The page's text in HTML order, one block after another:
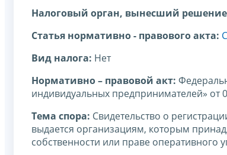
Налоговый орган, вынесший
Статья нормативно - правового акта:
Вид налога: Нет
Нормативно – правовой акт:
индивидуальных предпринимателей» от
Тема спора: Свидетельство о
выдается организациям, которым
собственности или праве оперативного